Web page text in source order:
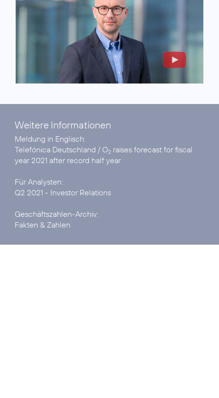
Weitere Informationen
Telefónica Deutschland / O2 raises forecast for fiscal
year 2021 after record half year
Q2 2021 - Investor Relations
Fakten & Zahlen